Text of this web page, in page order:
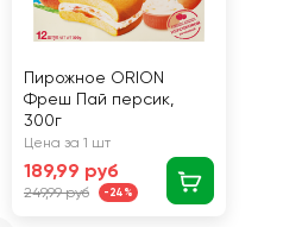
Пирожное ORION
Фреш Пай персик,
300г
Цена за 1 шт
189,99 руб
249,99 руб -24%